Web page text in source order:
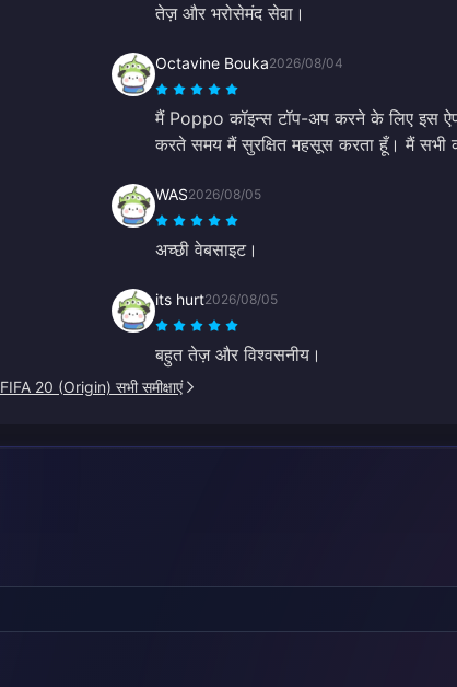
तेज़ और भरोसेमंद सेवा।
Octavine Bouka2026/08/04
मैं Poppo कॉइन्स टॉप-अप करने के लिए इस
करते समय मैं सुरक्षित महसूस करता हूँ। मैं सभी
WAS2026/08/05
अच्छी वेबसाइट।
its hurt2026/08/05
बहुत तेज़ और विश्वसनीय।
FIFA 20 (Origin) सभी समीक्षाएं